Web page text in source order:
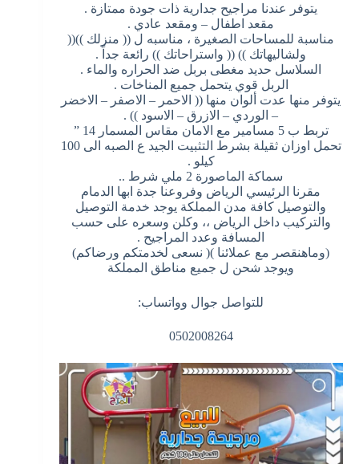
يتوفر عندنا مراجيح جدارية ذات جودة ممتازة .
مقعد اطفال – ومقعد عادي .
مناسبة للمساحات الصغيرة ، مناسبه ل (( منزلك ))((
ولشاليهاتك )) (( واستراحاتك )) رائعة جداً .
السلاسل حديد مغطى بربل ضد الحراره والماء .
الربل قوي يتحمل جميع المناخات .
يتوفر منها عدت ألوان منها (( الاحمر – الاصفر – الاخضر
– الوردي – الازرق – الاسود )) .
تربط ب 5 مسامير مع الامان مقاس المسمار 14 ”
تحمل اوزان ثقيلة بشرط التثبيت الجيد ع الصبه الى 100
كيلو .
سماكة الماصورة 2 ملي شرط ..
مقرنا الرئيسي الرياض وفروعنا جدة ابها الدمام
والتوصيل كافة مدن المملكة يوجد خدمة التوصيل
والتركيب داخل الرياض ،، وكلن وسعره على حسب
المسافة وعدد المراجيح .
(وماهنقصر مع عملائنا )( نسعى لخدمتكم ورضاكم)
ويوجد شحن ل جميع مناطق المملكة
للتواصل جوال وواتساب:
0502008264